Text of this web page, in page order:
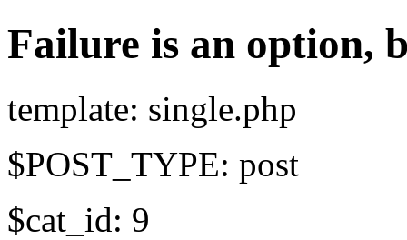
Failure is an option,
template: single.php
$POST_TYPE: post
$cat_id: 9